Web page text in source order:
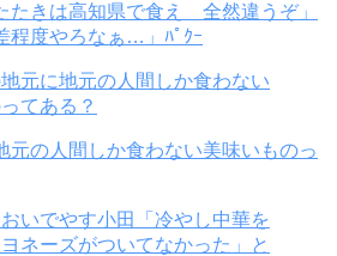
たきは高知県で食え 全然違うぞ」
程度やろなぁ…」ﾊﾟｸｰ
元の人間しか食わない美味いものっ